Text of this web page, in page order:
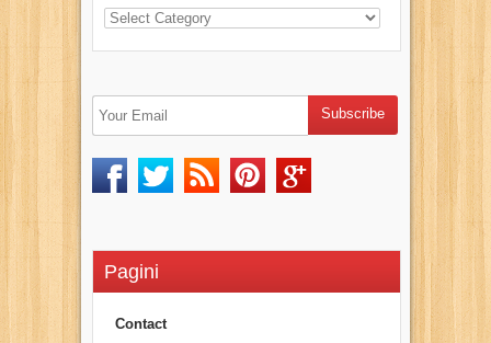
Pagini
Contact